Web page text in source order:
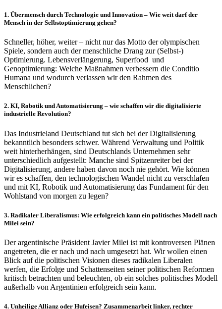
1. Übermensch durch Technologie und Innovation – Wie weit darf der
Mensch in der Selbstoptimierung gehen?
Schneller, höher, weiter – nicht nur das Motto der olympischen
Spiele, sondern auch der menschliche Drang zur (Selbst-)
Optimierung. Lebensverlängerung, Superfood und
Genoptimierung: Welche Maßnahmen verbessern die Conditio
Humana und wodurch verlassen wir den Rahmen des
Menschlichen?
2. KI, Robotik und Automatisierung – wie schaffen wir die digitalisierte
industrielle Revolution?
Das Industrieland Deutschland tut sich bei der Digitalisierung
bekanntlich besonders schwer. Während Verwaltung und Politik
weit hinterherhängen, sind Deutschlands Unternehmen sehr
unterschiedlich aufgestellt: Manche sind Spitzenreiter bei der
Digitalisierung, andere haben davon noch nie gehört. Wie können
wir es schaffen, den technologischen Wandel nicht zu verschlafen
und mit KI, Robotik und Automatisierung das Fundament für den
Wohlstand von morgen zu legen?
3. Radikaler Liberalismus: Wie erfolgreich kann ein politisches Modell nach
Milei sein?
Der argentinische Präsident Javier Milei ist mit kontroversen Plänen
angetreten, die er nach und nach umgesetzt hat. Wir wollen einen
Blick auf die politischen Visionen dieses radikalen Liberalen
werfen, die Erfolge und Schattenseiten seiner politischen Reformen
kritisch betrachten und beleuchten, ob ein solches politisches Modell
außerhalb von Argentinien erfolgreich sein kann.
4. Unheilige Allianz oder Hufeisen? Zusammenarbeit linker, rechter